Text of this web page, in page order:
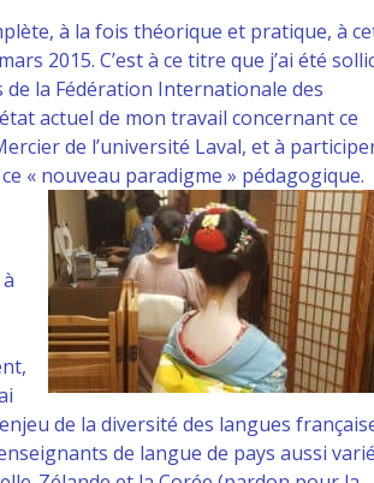
à la fois théorique et pratique, à
2015. C’est à ce titre que j’ai été
la Fédération Internationale des
actuel de mon travail concernant ce
de l’université Laval, et à
« nouveau paradigme » pédagogique.
de la diversité des langues
de langue de pays aussi